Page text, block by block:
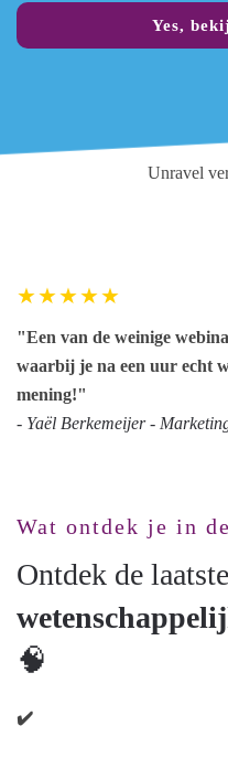
Yes,
Unravel
"Een van de weinige
waarbij je na een uur echt
mening!"
- Yaël Berkemeijer -
Wat ontdek je in
Ontdek de laatste
🧠
✔️